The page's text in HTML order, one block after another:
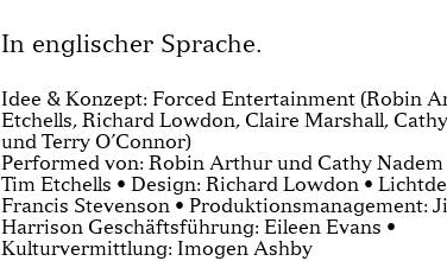
In englischer Sprache.
Idee & Konzept: Forced Entertainment (Robin
Etchells, Richard Lowdon, Claire Marshall,
und Terry O’Connor)
Performed von: Robin Arthur und Cathy Nadem
Tim Etchells • Design: Richard Lowdon •
Francis Stevenson • Produktionsmanagement:
Harrison Geschäftsführung: Eileen Evans •
Kulturvermittlung: Imogen Ashby